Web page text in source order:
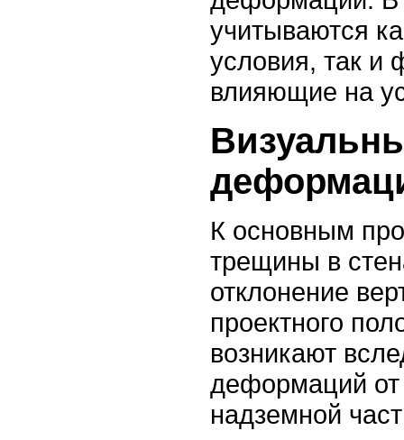
учитываются
условия, так и
влияющие на
К основным
трещины в
отклонение
проектного
возникают
деформаций
надземной